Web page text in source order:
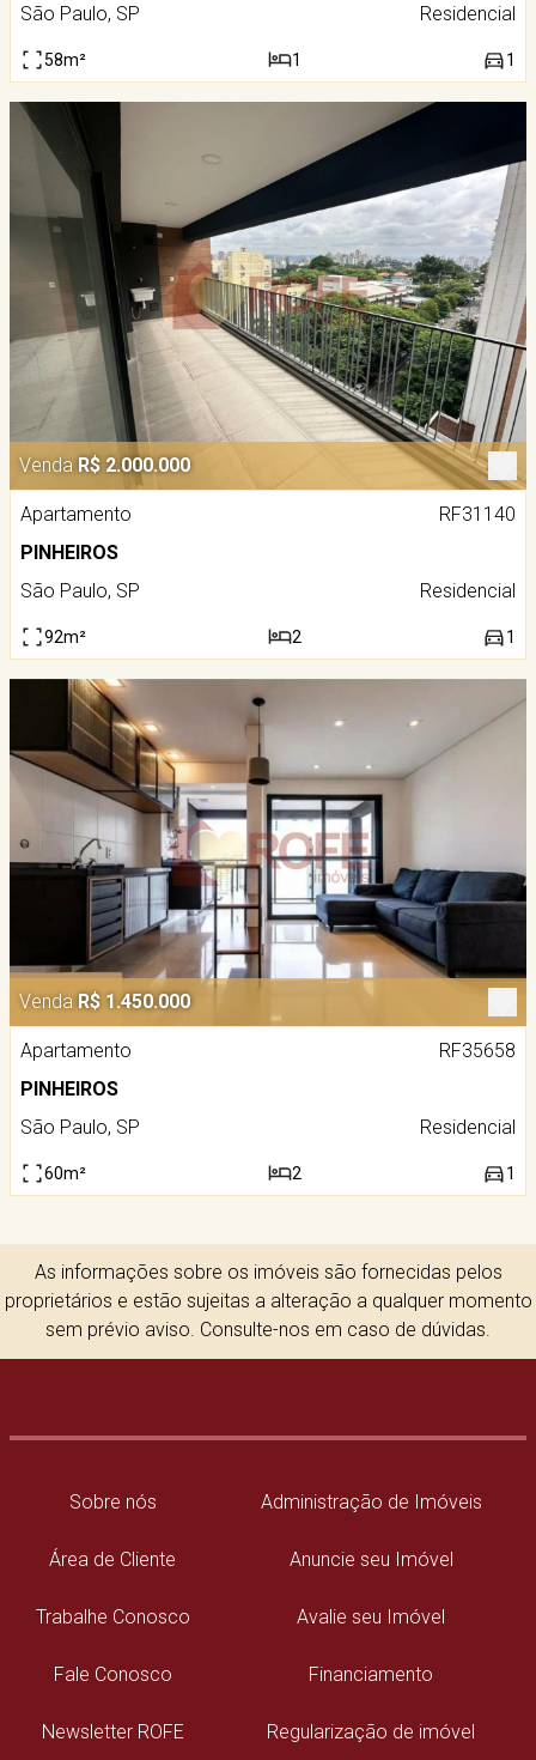
São Paulo, SP
Residencial
58m² 1 1
Venda R$ 2.000.000
Apartamento
RF31140
PINHEIROS
São Paulo, SP
Residencial
92m² 2 1
Venda R$ 1.450.000
Apartamento
RF35658
PINHEIROS
São Paulo, SP
Residencial
60m² 2 1
As informações sobre os imóveis são fornecidas pelos
proprietários e estão sujeitas a alteração a qualquer momento
sem prévio aviso. Consulte-nos em caso de dúvidas.
Sobre nós
Área de Cliente
Trabalhe Conosco
Fale Conosco
Newsletter ROFE
Administração de Imóveis
Anuncie seu Imóvel
Avalie seu Imóvel
Financiamento
Regularização de imóvel